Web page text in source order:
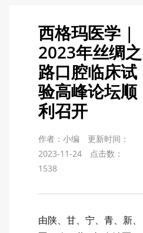
西格玛医学 |
2023年丝绸之
路口腔临床试
验高峰论坛顺
利召开
作者：小编
更新时间：
2023-11-24
点击数：
1538
由陕、甘、宁、青、新、